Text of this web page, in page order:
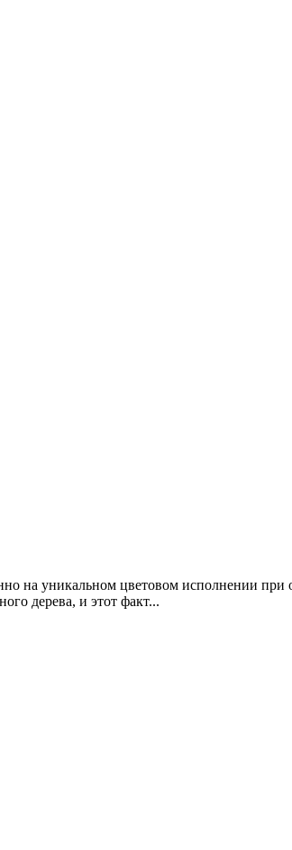
на уникальном цветовом исполнении
дерева, и этот факт...